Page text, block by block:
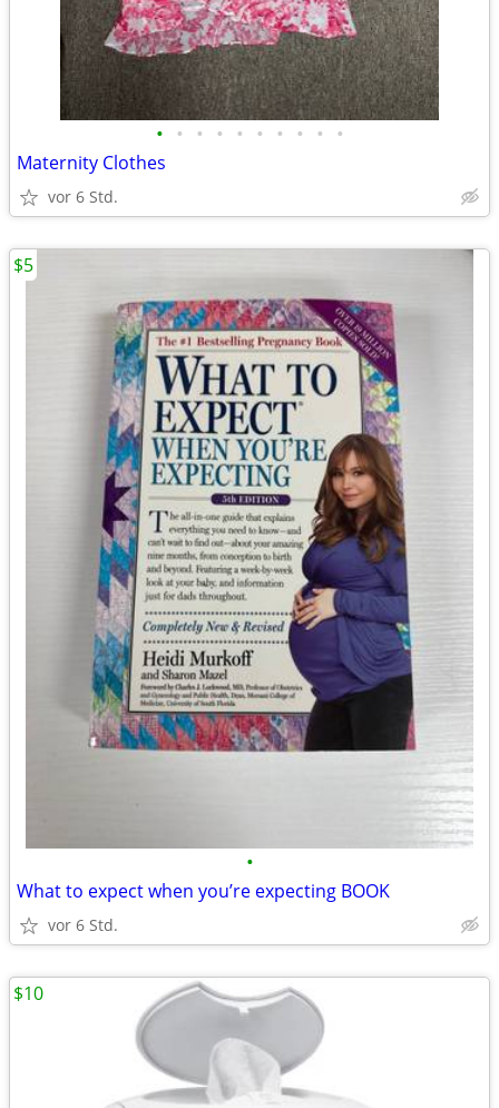
• • • • • • • • • •
Maternity Clothes
vor 6 Std.
•
What to expect when you’re expecting BOOK
vor 6 Std.
$5
$10